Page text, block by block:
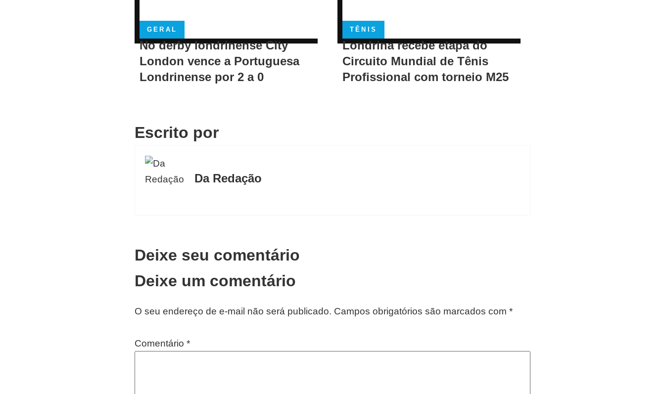
GERAL
No derby londrinense City
London vence a Portuguesa
Londrinense por 2 a 0
TÊNIS
Londrina recebe etapa do
Circuito Mundial de Tênis
Profissional com torneio M25
Escrito por
Da Redação
Deixe seu comentário
Deixe um comentário
O seu endereço de e-mail não será publicado. Campos obrigatórios são marcados com *
Comentário *